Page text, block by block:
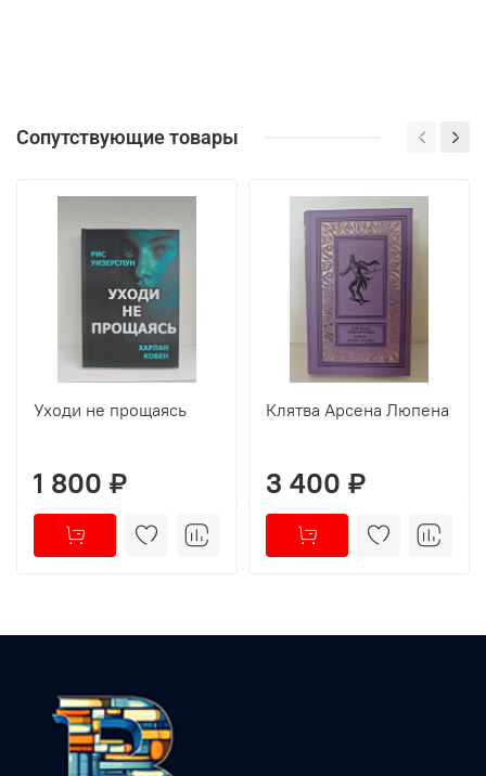
Сопутствующие товары
Уходи не прощаясь
1 800 ₽
Клятва Арсена Люпена
3 400 ₽